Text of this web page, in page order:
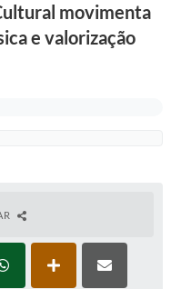
movimenta
e valorização